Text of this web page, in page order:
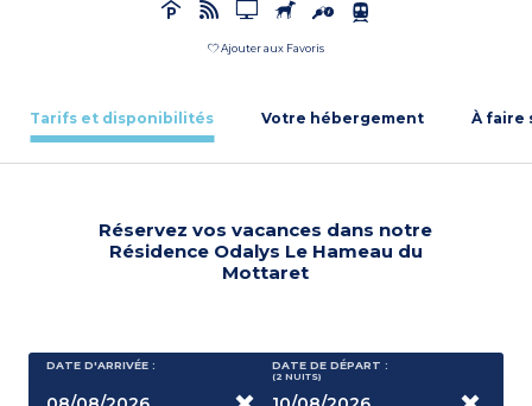
Ajouter aux Favoris
Tarifs et disponibilités Votre hébergement À faire
Réservez vos vacances dans notre
Résidence Odalys Le Hameau du
Mottaret
DATE D'ARRIVÉE : DATE DE DÉPART :
(2 NUITS)